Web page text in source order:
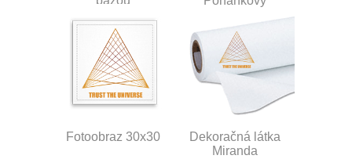
Fotoobraz 30x30
Dekoračná látka
Miranda